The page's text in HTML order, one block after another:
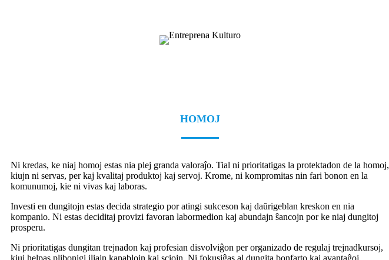
HOMOJ
Ni kredas, ke niaj homoj estas nia plej granda valoraĵo. Tial ni prioritatigas la protektadon de la homoj,
kiujn ni servas, per kaj kvalitaj produktoj kaj servoj. Krome, ni kompromitas nin fari bonon en la
komunumoj, kie ni vivas kaj laboras.
Investi en dungitojn estas decida strategio por atingi sukceson kaj daŭrigeblan kreskon en nia
kompanio. Ni estas deciditaj provizi favoran labormedion kaj abundajn ŝancojn por ke niaj dungitoj
prosperu.
Ni prioritatigas dungitan trejnadon kaj profesian disvolviĝon per organizado de regulaj trejnadkursoj,
kiuj helpas plibonigi iliajn kapablojn kaj sciojn. Ni fokusiĝas al dungita bonfarto kaj avantaĝoj,